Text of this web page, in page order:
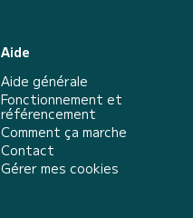
Aide
Aide générale
Fonctionnement et
référencement
Comment ça marche
Contact
Gérer mes cookies